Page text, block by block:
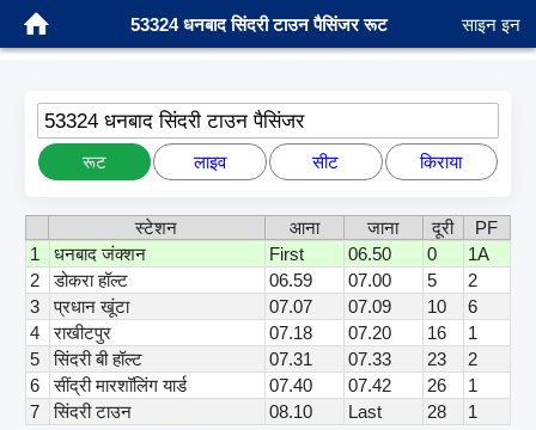
53324 धनबाद सिंदरी टाउन पैसिंजर रूट साइन इन
53324 धनबाद सिंदरी टाउन पैसिंजर
रूट लाइव सीट किराया
स्टेशन आना जाना दूरी
PF
1
धनबाद जंक्शन First 06.50 0
1A
2
डोकरा हॉल्ट 06.59 07.00 5
2
3
प्रधान खूंटा 07.07 07.09 10
6
4
राखीटपुर 07.18 07.20 16
1
5
सिंदरी बी हॉल्ट 07.31 07.33 23
2
6
सींद्री मारशॉलिंग यार्ड 07.40 07.42 26
1
7
सिंदरी टाउन 08.10 Last 28
1